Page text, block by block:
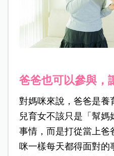
爸爸也可以參與，
對媽咪來說，爸爸是養
兒育女不該只是「幫
事情，而是打從當上爸
咪一樣每天都得面對的